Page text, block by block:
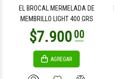
EL BROCAL MERMELADA DE
MEMBRILLO LIGHT 400 GRS
AGREGAR